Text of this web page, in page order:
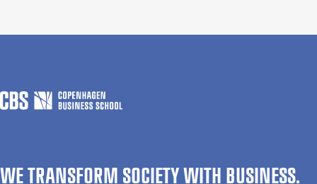
WE TRANSFORM SOCIETY WITH BUSINESS.